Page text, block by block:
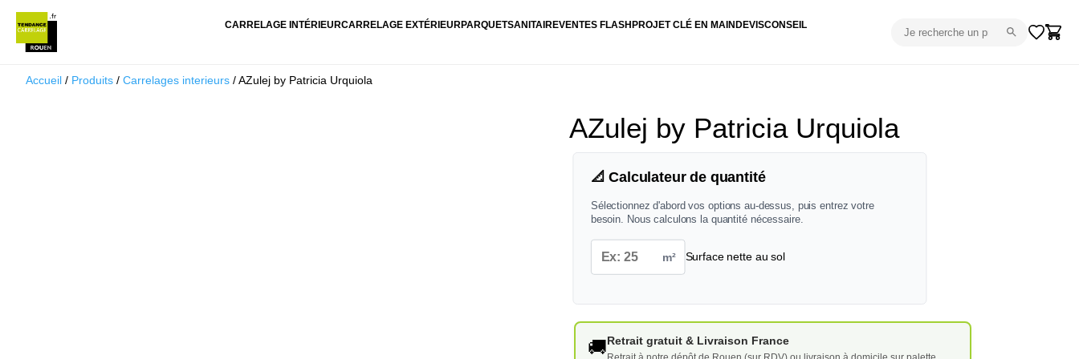
CARRELAGE INTÉRIEURCARRELAGE EXTÉRIEURPARQUETSANITAIREVENTES FLASH PROJET CLÉ EN MAIN DEVISCONSEIL
Accueil / Produits / Carrelages interieurs / AZulej by Patricia Urquiola
AZulej by Patricia Urquiola
📐 Calculateur de quantité
Sélectionnez d'abord vos options au-dessus, puis entrez votre
besoin. Nous calculons la quantité nécessaire.
m² Surface nette au sol
🚚Retrait gratuit & Livraison France